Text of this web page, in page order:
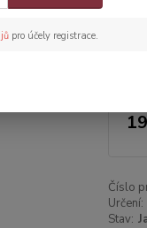
Číslo
Určení:
Stav:
pro účely registrace.